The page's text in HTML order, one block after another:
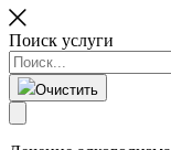
Поиск услуги
Очистить